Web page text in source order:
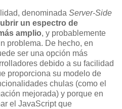
denominada Server-Side
un espectro de
amplio, y probablemente
problema. De hecho, en
ser una opción más
debido a su facilidad
proporciona su modelo de
chulas (como el
mejorada) y porque en
el JavaScript que